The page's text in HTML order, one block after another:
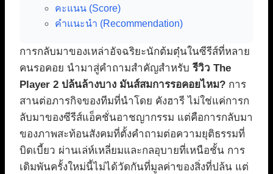
คะแนน (Score)
คำแนะนำ (Recommendation)
การกลับมาของเหล่าอัจฉริยะนักต้มตุ๋นในซีรีส์ที่หลาย
คนรอคอย นำมาสู่คำถามสำคัญสำหรับรีวิว The
Player 2 ปล้นล้างบาง มันส์สมการรอคอยไหม? การ
สานต่อภารกิจของทีมที่นำโดย คังฮารี ไม่ใช่แค่การก
ลับมาของซีรีส์แอ็คชั่นอาชญากรรม แต่คือการกลับมา
ของภาพสะท้อนสังคมที่ตั้งคำถามต่อความยุติธรรมที่
บิดเบี้ยว ผ่านเล่ห์เหลี่ยมและกลอุบายที่เหนือชั้น การ
เดิมพันครั้งใหม่นี้ไม่ได้วัดกันที่มูลค่าของสิ่งที่ปล้น แต่